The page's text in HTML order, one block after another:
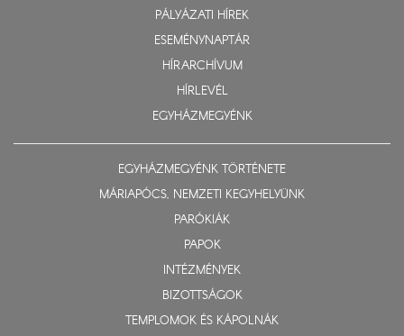
PÁLYÁZATI HÍREK
ESEMÉNYNAPTÁR
HÍRARCHÍVUM
HÍRLEVÉL
EGYHÁZMEGYÉNK
EGYHÁZMEGYÉNK TÖRTÉNETE
MÁRIAPÓCS, NEMZETI KEGYHELYÜNK
PARÓKIÁK
PAPOK
INTÉZMÉNYEK
BIZOTTSÁGOK
TEMPLOMOK ÉS KÁPOLNÁK